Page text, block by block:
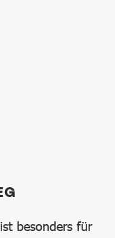
besonders für